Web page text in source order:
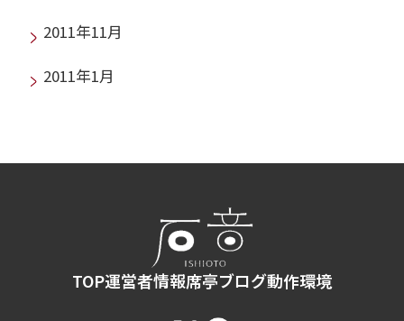
2011年11月
2011年1月
TOP運営者情報席亭ブログ動作環境